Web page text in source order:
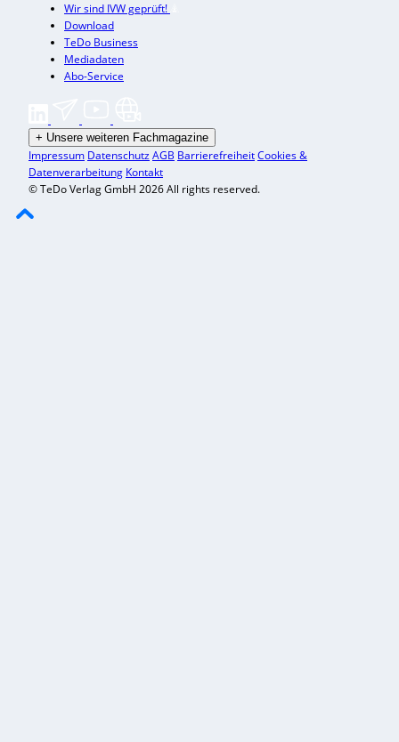
Wir sind IVW geprüft!
Download
TeDo Business
Mediadaten
Abo-Service
+ Unsere weiteren Fachmagazine
Impressum DatenschutzAGB BarrierefreiheitCookies &
Datenverarbeitung Kontakt
© TeDo Verlag GmbH 2026 All rights reserved.